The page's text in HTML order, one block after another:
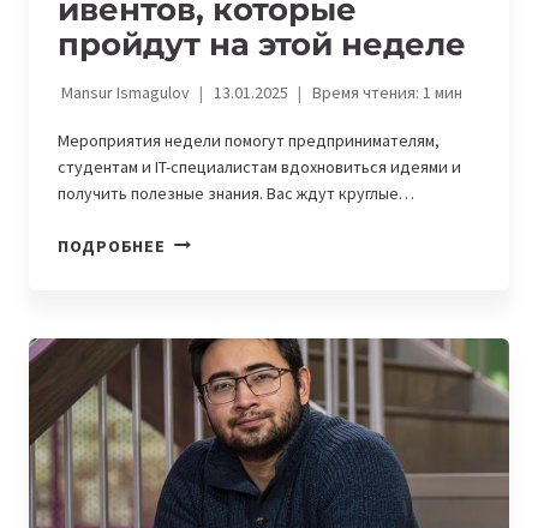
ивентов, которые
пройдут на этой неделе
Mansur Ismagulov 13.01.2025 Время чтения: 1мин
Мероприятия недели помогут предпринимателям,
студентам и IT-специалистам вдохновиться идеями и
получить полезные знания. Вас ждут круглые…
ПОДРОБНЕЕ КРУГЛЫЙ
OFF:
ИНТЕРЕСНЫХ
IT-
ИВЕНТОВ,
КОТОРЫЕ
ПРОЙДУТ